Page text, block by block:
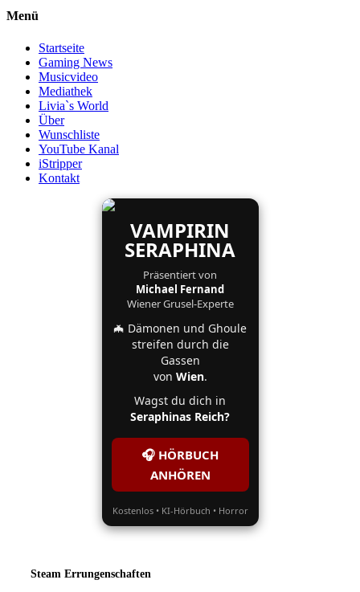
Menü
Startseite
Gaming News
Musicvideo
Mediathek
Livia`s World
Über
Wunschliste
YouTube Kanal
iStripper
Kontakt
VAMPIRIN
SERAPHINA
Präsentiert von
Michael Fernand
Wiener Grusel-Experte
🦇 Dämonen und Ghoule
streifen durch die
Gassen
von Wien.
Wagst du dich in
Seraphinas Reich?
🎧 HÖRBUCH
ANHÖREN
Kostenlos • KI-Hörbuch • Horror
Steam Errungenschaften